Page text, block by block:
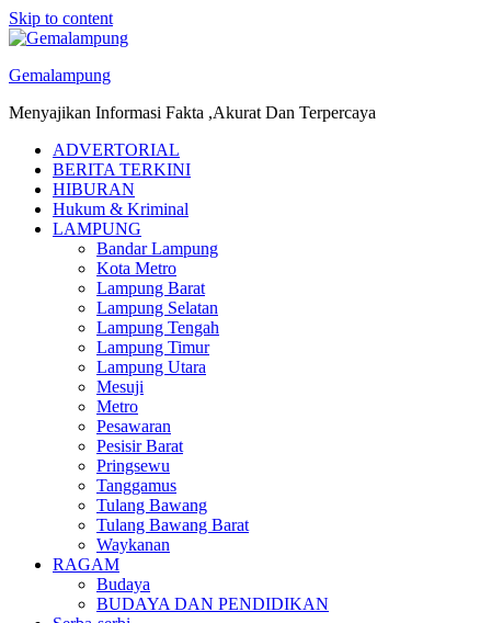
Skip to content
Gemalampung
Menyajikan Informasi Fakta ,Akurat Dan Terpercaya
ADVERTORIAL
BERITA TERKINI
HIBURAN
Hukum & Kriminal
LAMPUNG
Bandar Lampung
Kota Metro
Lampung Barat
Lampung Selatan
Lampung Tengah
Lampung Timur
Lampung Utara
Mesuji
Metro
Pesawaran
Pesisir Barat
Pringsewu
Tanggamus
Tulang Bawang
Tulang Bawang Barat
Waykanan
RAGAM
Budaya
BUDAYA DAN PENDIDIKAN